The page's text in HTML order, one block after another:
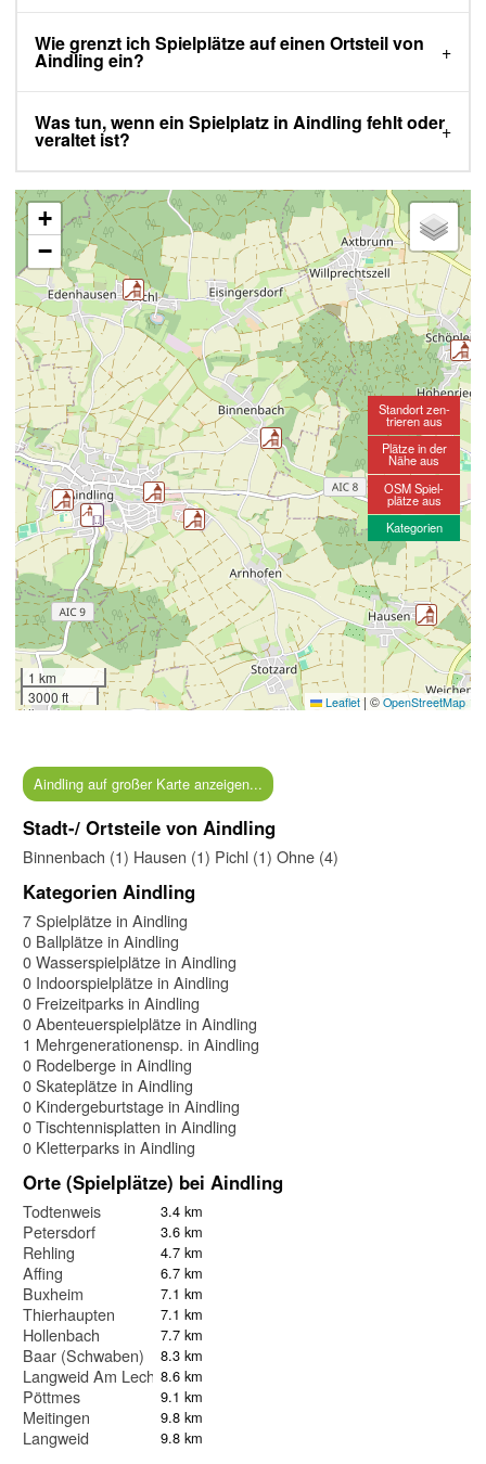
Wie grenzt ich Spielplätze auf einen Ortsteil von
Aindling ein?
Was tun, wenn ein Spielplatz in Aindling fehlt oder
veraltet ist?
+
−
1 km
3000 ft
Leaflet | © OpenStreetMap
Standort zen-
trieren aus
Plätze in der
Nähe aus
OSM Spiel-
plätze aus
Kategorien
Aindling auf großer Karte anzeigen...
Stadt-/ Ortsteile von Aindling
Binnenbach (1) Hausen (1) Pichl (1) Ohne (4)
Kategorien Aindling
7 Spielplätze in Aindling
0 Ballplätze in Aindling
0 Wasserspielplätze in Aindling
0 Indoorspielplätze in Aindling
0 Freizeitparks in Aindling
0 Abenteuerspielplätze in Aindling
1 Mehrgenerationensp. in Aindling
0 Rodelberge in Aindling
0 Skateplätze in Aindling
0 Kindergeburtstage in Aindling
0 Tischtennisplatten in Aindling
0 Kletterparks in Aindling
Orte (Spielplätze) bei Aindling
Todtenweis 3.4 km
Petersdorf 3.6 km
Rehling 4.7 km
Affing 6.7 km
Buxheim 7.1 km
Thierhaupten 7.1 km
Hollenbach 7.7 km
Baar (Schwaben) 8.3 km
Langweid Am Lech 8.6 km
Pöttmes 9.1 km
Meitingen 9.8 km
Langweid 9.8 km